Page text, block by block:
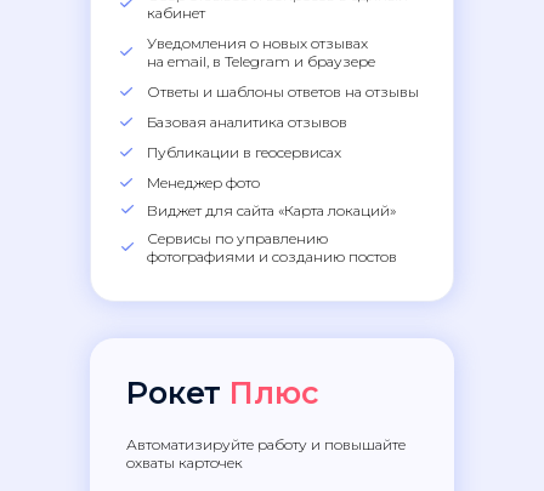
Сервисы по управлению
фотографиями и созданию постов
Виджет для сайта «Карта локаций»
кабинет
Ответы и шаблоны ответов на отзывы
Публикации в геосервисах
Менеджер фото
Уведомления о новых отзывах
на email, в Telegram и браузере
Базовая аналитика отзывов
Рокет Плюс
Автоматизируйте работу и повышайте
охваты карточек